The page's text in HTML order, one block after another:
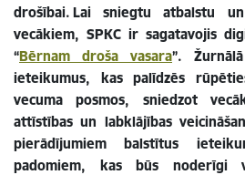
drošībai. Lai sniegtu atbalstu
vecākiem, SPKC ir sagatavojis
“Bērnam droša vasara”.
ieteikumus, kas palīdzēs
vecuma posmos, sniedzot
attīstības un labklājības
pierādījumiem balstītus
padomiem, kas būs noderīgi